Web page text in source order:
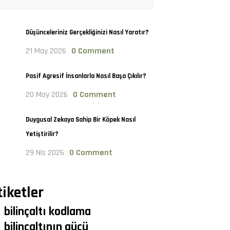
Düşünceleriniz Gerçekliğinizi Nasıl Yaratır?
21 May 2026 0 Comment
Pasif Agresif İnsanlarla Nasıl Başa Çıkılır?
20 May 2026 0 Comment
Duygusal Zekaya Sahip Bir Köpek Nasıl
Yetiştirilir?
29 Nis 2026 0 Comment
bilinçaltı kodlama